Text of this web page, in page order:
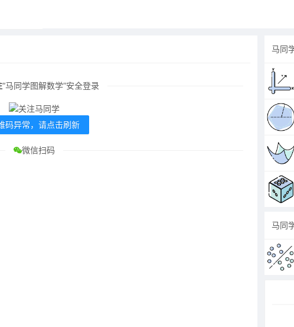
“马同学图解数学”安全登录
码异常，请点击刷新
微信扫码
马同
马同